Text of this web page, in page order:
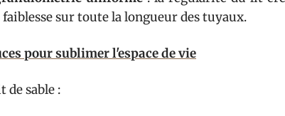
sur toute la longueur des tuyaux.
pour sublimer l'espace de vie
de sable :